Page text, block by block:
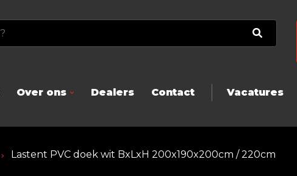
Over ons Dealers Contact Vacatures
Lastent PVC doek wit BxLxH 200x190x200cm / 220cm